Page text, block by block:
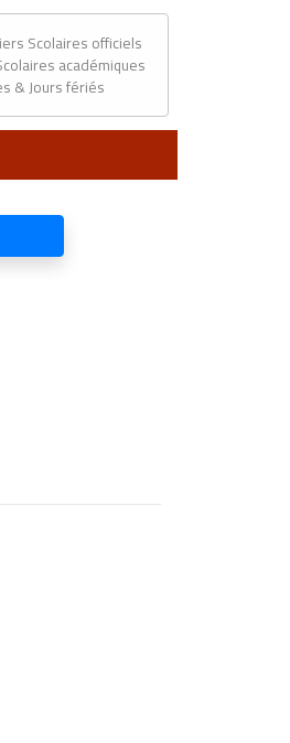
Scolaires officiels
académiques
& Jours fériés